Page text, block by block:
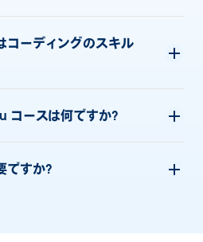
ーディングのスキル
コースは何ですか?
ですか?